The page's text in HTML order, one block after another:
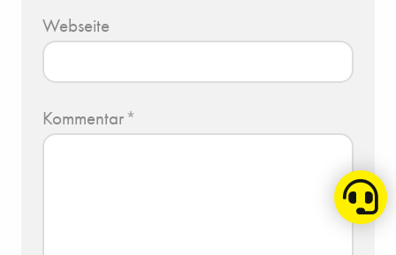
Webseite
Kommentar*